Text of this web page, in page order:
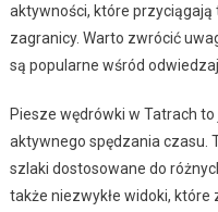
aktywności, które przyciągają
zagranicy. Warto zwrócić
są popularne wśród
Piesze wędrówki w Tatrach
aktywnego spędzania czasu.
szlaki dostosowane do
także niezwykłe widoki, które